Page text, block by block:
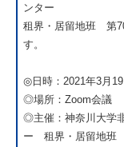
ンター
租界・居留地班 第
す。
◎日時：2021年3月
◎場所：Zoom会議
◎主催：神奈川大学
ー 租界・居留地班